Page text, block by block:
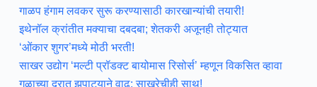
गाळप हंगाम लवकर सुरू करण्यासाठी कारखान्यांची तयारी!
इथेनॉल क्रांतीत मक्याचा दबदबा; शेतकरी अजूनही तोट्यात
‘ओंकार शुगर’मध्ये मोठी भरती!
साखर उद्योग ‘मल्टी प्रॉडक्ट बायोमास रिसोर्स’ म्हणून विकसित व्हावा
गुळाच्या दरात झपाट्याने वाढ; साखरेचीही साथ!